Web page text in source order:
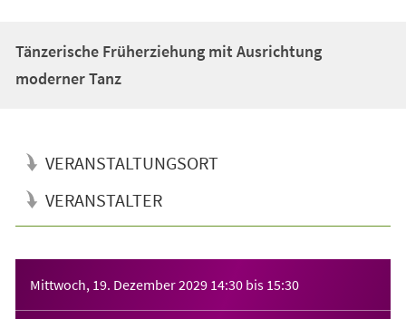
Tänzerische Früherziehung mit Ausrichtung
moderner Tanz
VERANSTALTUNGSORT
VERANSTALTER
Mittwoch, 19. Dezember 2029 14:30 bis 15:30